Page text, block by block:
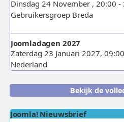
Dinsdag 24 November , 20:00
Gebruikersgroep Breda
Joomladagen 2027
Zaterdag 23 Januari 2027,
Nederland
Bekijk de
Joomla! Nieuwsbrief